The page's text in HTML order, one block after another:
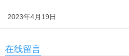
2023年4月19日
在线留言